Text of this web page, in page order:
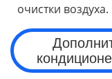
очистки воздуха.